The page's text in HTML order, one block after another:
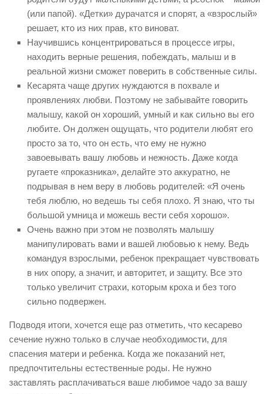
(или папой). «Детки» дурачатся и спорят, а «взрослый»
решает, кто из них прав, кто виноват.
Научившись концентрироваться в процессе игры,
находить верные решения, побеждать, малыш и в
реальной жизни сможет поверить в собственные силы.
Кесарята чаще других нуждаются в похвале и
проявлениях любви. Поэтому не забывайте говорить
малышу, какой он хороший, умный и как сильно вы его
любите. Он должен ощущать, что родители любят его
просто за то, что он есть, что ему не нужно
завоевывать вашу любовь и нежность. Даже когда
ругаете «проказника», делайте это аккуратно, не
подрывая в нем веру в любовь родителей: «Я очень
тебя люблю, но ведешь ты себя плохо. Я знаю, что ты
большой умница и можешь вести себя хорошо».
Очень важно при этом не позволять малышу
манипулировать вами и вашей любовью к нему. Ведь
командуя взрослыми, ребенок прекращает чувствовать
в них опору, а значит, и авторитет, и защиту. Все это
только увеличит страхи, которым кроха и без того
сильно подвержен.
Подводя итоги, хочется еще раз отметить, что кесарево
сечение нужно только в случае необходимости, для
спасения матери и ребенка. Когда же показаний нет,
предпочтительны естественные роды. Не нужно
заставлять расплачиваться ваше любимое чадо за вашу